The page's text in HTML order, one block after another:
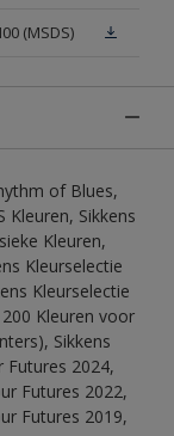
(MSDS)
of Blues,
Kleuren, Sikkens
Kleuren,
Kleurselectie
Kleurselectie
Kleuren voor
Sikkens
Futures 2024,
Futures 2022,
Futures 2019,